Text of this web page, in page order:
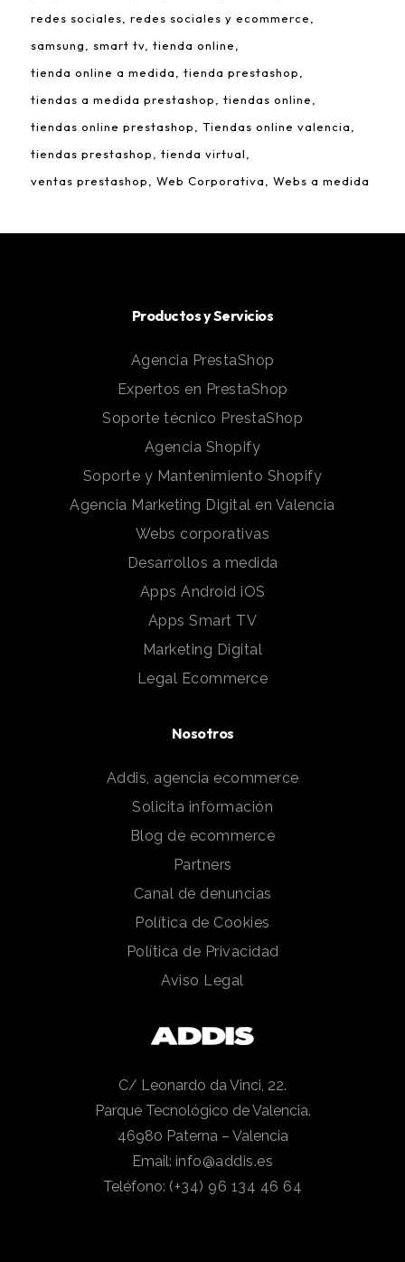
redes sociales
redes sociales y ecommerce
samsung
smart tv tienda online
tienda online a medida
tienda prestashop
tiendas a medida prestashop
tiendas online
tiendas online prestashop
Tiendas online valencia
tiendas prestashop
tienda virtual
ventas prestashop
Web Corporativa Webs a medida
Productos y Servicios
Agencia PrestaShop
Expertos en PrestaShop
Soporte técnico PrestaShop
Agencia Shopify
Soporte y Mantenimiento Shopify
Agencia Marketing Digital en Valencia
Webs corporativas
Desarrollos a medida
Apps Android iOS
Apps Smart TV
Marketing Digital
Legal Ecommerce
Nosotros
Addis, agencia ecommerce
Solicita información
Blog de ecommerce
Partners
Canal de denuncias
Política de Cookies
Política de Privacidad
Aviso Legal
C/ Leonardo da Vinci, 22.
Parque Tecnológico de Valencia.
46980 Paterna – Valencia
Email: info@addis.es
Teléfono: (+34) 96 134 46 64